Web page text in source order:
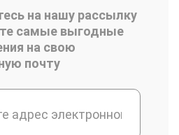
на нашу рассылку
самые выгодные
на свою
почту